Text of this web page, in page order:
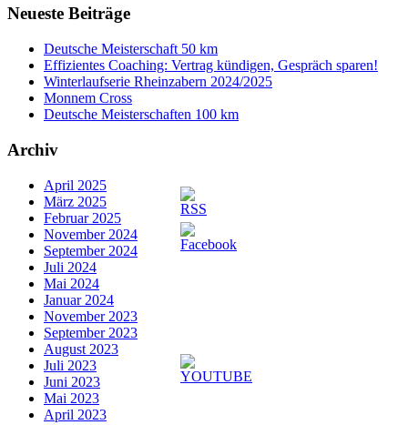
Neueste Beiträge
Deutsche Meisterschaft 50 km
Effizientes Coaching: Vertrag kündigen, Gespräch sparen!
Winterlaufserie Rheinzabern 2024/2025
Monnem Cross
Deutsche Meisterschaften 100 km
Archiv
April 2025
März 2025
Februar 2025
November 2024
September 2024
Juli 2024
Mai 2024
Januar 2024
November 2023
September 2023
August 2023
Juli 2023
Juni 2023
Mai 2023
April 2023